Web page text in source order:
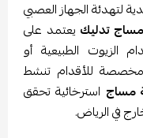
لتهدئة الجهاز العصبي
مساج تدليك يعتمد على
الزيوت الطبيعية أو
مخصصة للأقدام تنشط
مساج استرخائية تحقق
في الرياض.